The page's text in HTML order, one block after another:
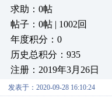
求助：0帖
帖子：0帖 | 1002回
年度积分：0
历史总积分：935
注册：2019年3月26日
发表于：2020-09-28 16:10:24